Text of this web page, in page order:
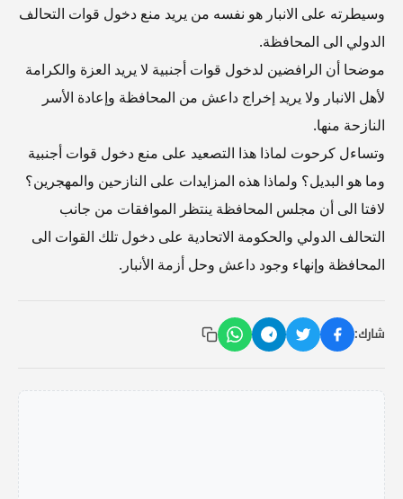
وسيطرته على الانبار هو نفسه من يريد منع دخول قوات التحالف
الدولي الى المحافظة.
موضحا أن الرافضين لدخول قوات أجنبية لا يريد العزة والكرامة
لأهل الانبار ولا يريد إخراج داعش من المحافظة وإعادة الأسر
النازحة منها.
وتساءل كرحوت لماذا هذا التصعيد على منع دخول قوات أجنبية
وما هو البديل؟ ولماذا هذه المزايدات على النازحين والمهجرين؟
لافتا الى أن مجلس المحافظة ينتظر الموافقات من جانب
التحالف الدولي والحكومة الاتحادية على دخول تلك القوات الى
المحافظة وإنهاء وجود داعش وحل أزمة الأنبار.
شارك: